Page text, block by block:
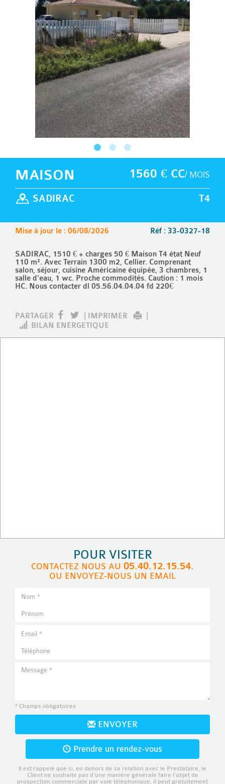
1560 € CC/ MOIS
MAISON
T4
SADIRAC
Réf : 33-0327-18
Mise à jour le : 06/08/2026
SADIRAC, 1510 € + charges 50 € Maison T4 état Neuf
110 m². Avec Terrain 1300 m2, Cellier. Comprenant
salon, séjour, cuisine Américaine équipée, 3 chambres, 1
salle d'eau, 1 wc. Proche commodités. Caution : 1 mois
HC. Nous contacter dl 05.56.04.04.04 fd 220€
PARTAGER IMPRIMER
BILAN ENERGETIQUE
POUR VISITER
CONTACTEZ NOUS AU 05.40.12.15.54.
OU ENVOYEZ-NOUS UN EMAIL
* Champs obligatoires
ENVOYER
Prendre un rendez-vous
Il est rappelé que si, en dehors de sa relation avec le Prestataire, le
Client ne souhaite pas d’une manière générale faire l’objet de
prospection commerciale par voie téléphonique, il peut gratuitement